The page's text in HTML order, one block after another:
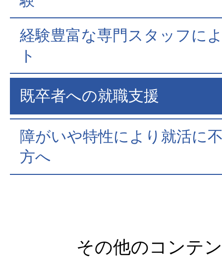
経験豊富な専門スタッフに
ト
既卒者への就職支援
障がいや特性により就活に
方へ
その他のコンテ